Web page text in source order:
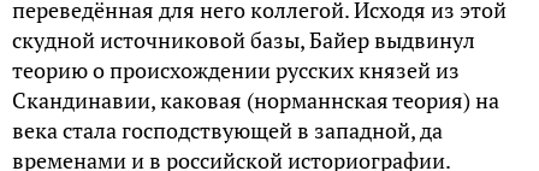
переведённая для него коллегой. Исходя из этой
скудной источниковой базы, Байер выдвинул
теорию о происхождении русских князей из
Скандинавии, каковая (норманнская теория) на
века стала господствующей в западной, да
временами и в российской историографии.